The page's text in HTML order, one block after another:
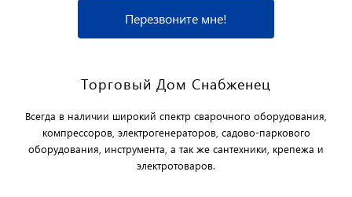
Перезвоните мне!
Торговый Дом Снабженец
Всегда в наличии широкий спектр сварочного оборудования,
компрессоров, электрогенераторов, садово-паркового
оборудования, инструмента, а так же сантехники, крепежа и
электротоваров.